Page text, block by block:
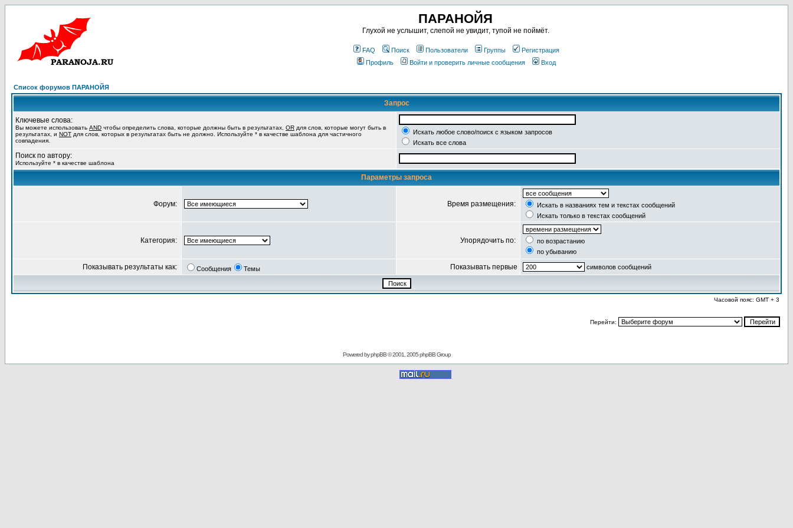
ПАРАНОЙЯ
Глухой не услышит, слепой не увидит, тупой не поймёт.
FAQ Поиск Пользователи Группы
Регистрация
Профиль
Войти и проверить личные сообщения Вход
Список форумов ПАРАНОЙЯ
Запрос
Ключевые слова:
Вы можете использовать AND чтобы определить слова, которые должны быть в результатах, OR для слов, которые могут быть в
результатах, и NOT для слов, которых в результатах быть не должно. Используйте * в качестве шаблона для частичного
совпадения.
Искать любое слово/поиск с языком запросов
Искать все слова
Поиск по автору:
Используйте * в качестве шаблона
Параметры запроса
Форум: Время размещения:
Искать в названиях тем и текстах сообщений
Искать только в текстах сообщений
Категория: Упорядочить по:
по возрастанию
по убыванию
Показывать результаты как: Сообщения Темы Показывать первые символов сообщений
Часовой пояс: GMT + 3
Перейти:
Powered byphpBB© 2001, 2005 phpBB Group